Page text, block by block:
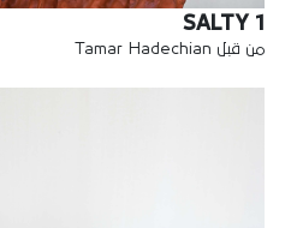
SALTY 1
من قبل Tamar Hadechian